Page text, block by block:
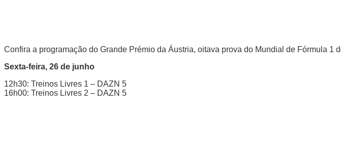
Confira a programação do Grande Prémio da Áustria, oitava prova do Mundial de Fórmula 1
Sexta-feira, 26 de junho
12h30: Treinos Livres 1 – DAZN 5
16h00: Treinos Livres 2 – DAZN 5